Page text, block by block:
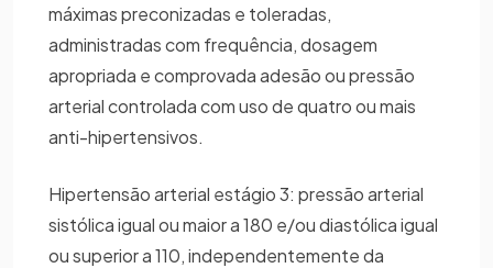
máximas preconizadas e toleradas,
administradas com frequência, dosagem
apropriada e comprovada adesão ou pressão
arterial controlada com uso de quatro ou mais
anti-hipertensivos.
Hipertensão arterial estágio 3: pressão arterial
sistólica igual ou maior a 180 e/ou diastólica igual
ou superior a 110, independentemente da